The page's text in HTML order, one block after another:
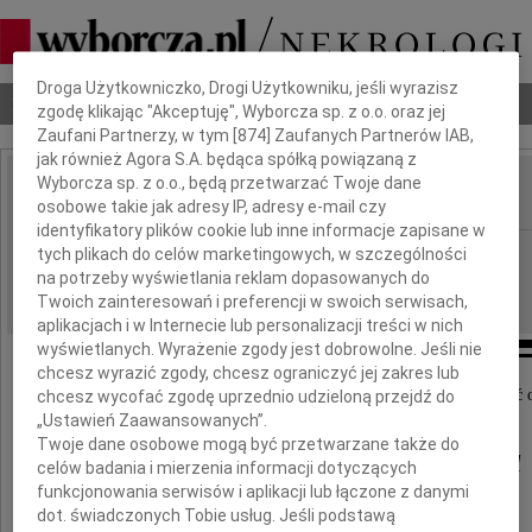
Nekrologi Odeszli Poradnik pogrzebowy
IMIĘ I NAZWISKO:
REGION: Katowice
DATA EMISJI: 18.06.2020
Z ogromnym smutkiem i żalem przyjęliśmy wiadomość
Mariana Adamczyka
Dbamy o Twoją prywatność
Droga Użytkowniczko, Drogi Użytkowniku, jeśli wyrazisz
zgodę klikając "Akceptuję", Wyborcza sp. z o.o. oraz jej
Zaufani Partnerzy, w tym [874 ] Zaufanych Partnerów IAB,
jak również Agora S.A. będąca spółką powiązaną z
Wyborcza sp. z o.o., będą przetwarzać Twoje dane
osobowe takie jak adresy IP, adresy e-mail czy
identyfikatory plików cookie lub inne informacje zapisane w
tych plikach do celów marketingowych, w szczególności
na potrzeby wyświetlania reklam dopasowanych do
Twoich zainteresowań i preferencji w swoich serwisach,
aplikacjach i w Internecie lub personalizacji treści w nich
wyświetlanych. Wyrażenie zgody jest dobrowolne. Jeśli nie
chcesz wyrazić zgody, chcesz ograniczyć jej zakres lub
chcesz wycofać zgodę uprzednio udzieloną przejdź do
„Ustawień Zaawansowanych”.
Twoje dane osobowe mogą być przetwarzane także do
celów badania i mierzenia informacji dotyczących
funkcjonowania serwisów i aplikacji lub łączone z danymi
dot. świadczonych Tobie usług. Jeśli podstawą